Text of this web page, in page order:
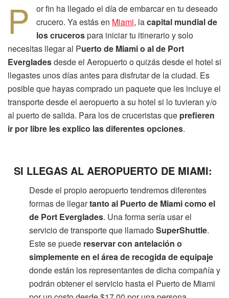
P
or fin ha llegado el día de embarcar en tu deseado
crucero. Ya estás en Miami, lacapital mundial de
los crucerospara iniciar tu itinerario y solo
necesitas llegar al Puerto de Miami o al de Port
Evergladesdesde el Aeropuerto o quizás desde el hotel si
llegastes unos días antes para disfrutar de la ciudad. Es
posible que hayas comprado un paquete que les incluye el
transporte desde el aeropuerto a su hotel si lo tuvieran y/o
al puerto de salida. Para los de cruceristas que prefieren
ir por libre les explico las diferentes opciones.
SI LLEGAS AL AEROPUERTO DE MIAMI:
Desde el propio aeropuerto tendremos diferentes
formas de llegartanto al Puerto de Miami como el
de Port Everglades. Una forma sería usar el
servicio de transporte que llamadoSuperShuttle.
Este se puede reservar con antelación o
simplemente en el área de recogida de equipaje
donde están los representantes de dicha compañía y
podrán obtener el servicio hasta el Puerto de Miami